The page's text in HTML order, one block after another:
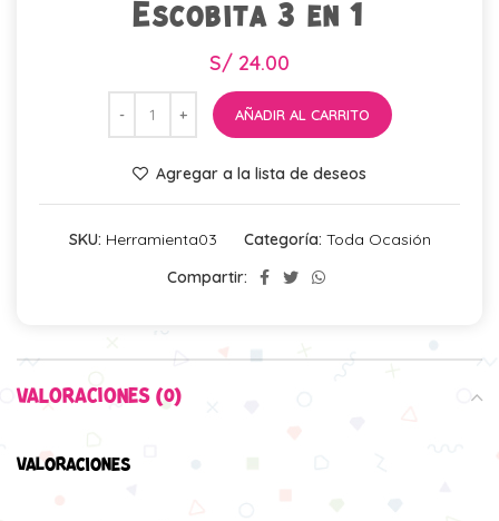
Escobita 3 en 1
S/ 24.00
AÑADIR AL CARRITO
Agregar a la lista de deseos
SKU: Herramienta03 Categoría: Toda Ocasión
Compartir:
VALORACIONES (0)
VALORACIONES